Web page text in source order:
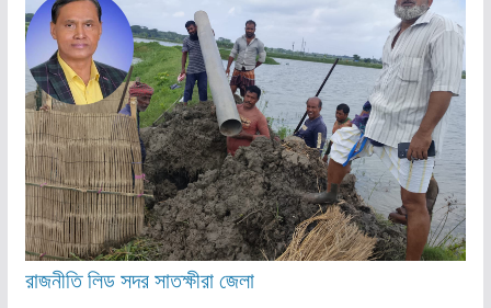
রাজনীতিলিডসদরসাতক্ষীরা জেলা